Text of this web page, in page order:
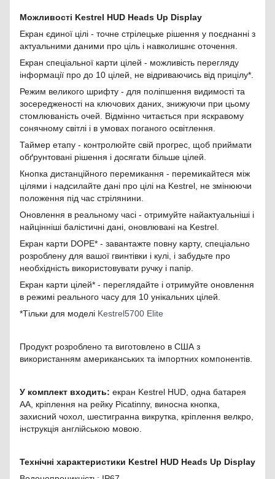
Можливості Kestrel HUD Heads Up Display
Екран єдиної цілі - точне стрілецьке рішення у поєднанні з
актуальними даними про ціль і навколишнє оточення.
Екран спеціальної карти цілей - можливість перегляду
інформації про до 10 цілей, не відриваючись від прицілу*.
Режим великого шрифту - для поліпшення видимості та
зосередженості на ключових даних, знижуючи при цьому
стомлюваність очей. Відмінно читається при яскравому
сонячному світлі і в умовах поганого освітлення.
Таймер етапу - контролюйте свій прогрес, щоб приймати
обґрунтовані рішення і досягати більше цілей.
Кнопка дистанційного перемикання - перемикайтеся між
цілями і надсилайте дані про цілі на Kestrel, не змінюючи
положення під час стрілянини.
Оновлення в реальному часі - отримуйте найактуальніші і
найцінніші балістичні дані, оновлювані на Kestrel.
Екран карти DOPE* - завантажте повну карту, спеціально
розроблену для вашої гвинтівки і кулі, і забудьте про
необхідність використовувати ручку і папір.
Екран карти цілей* - переглядайте і отримуйте оновлення
в режимі реального часу для 10 унікальних цілей.
*Тільки для моделі Kestrel5700 Elite
Продукт розроблено та виготовлено в США з
використанням американських та імпортних компонентів.
У комплект входить: екран Kestrel HUD, одна батарея
АА, кріплення на рейку Picatinny, виносна кнопка,
захисний чохол, шестигранна викрутка, кріплення велкро,
інструкція англійською мовою.
Технічні характеристики Kestrel HUD Heads Up Display